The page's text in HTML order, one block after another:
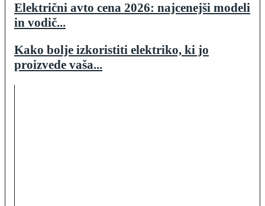
Električni avto cena 2026: najcenejši modeli
in vodič...
Kako bolje izkoristiti elektriko, ki jo
proizvede vaša...